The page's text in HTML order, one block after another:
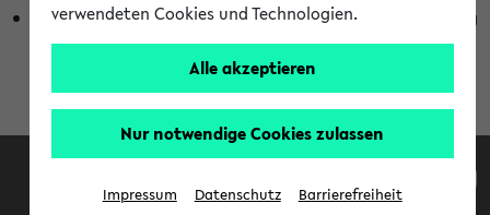
Die Anzeige ist semesterübergreifend und nicht abhängig
vom im eKVV gewählten Semester.
Facebook Instagram LinkedIn TikTok
verwendeten Cookies und Technologien.
Alle akzeptieren
Nur notwendige Cookies zulassen
Impressum Datenschutz Barrierefreiheit